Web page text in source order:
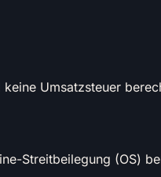
Umsatzsteuer
Streitbeilegung (OS)